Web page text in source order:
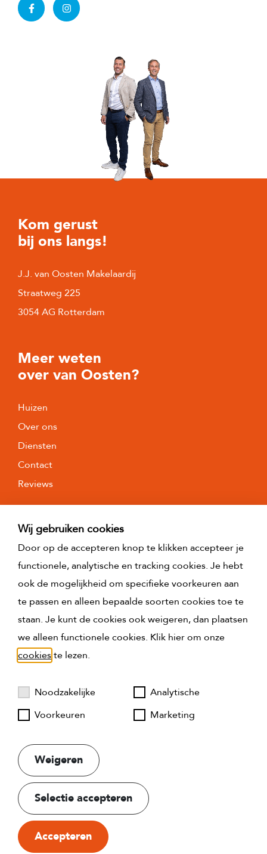
Kom gerust
bij ons langs!
J.J. van Oosten Makelaardij
Straatweg 225
3054 AG Rotterdam
Meer weten
over van Oosten?
Huizen
Over ons
Diensten
Contact
Reviews
Website door:BlackDesk
Privacyverklaring
Cookies
Huispedia award
Best presterende
makelaar van Rotterdam
Wij gebruiken cookies
Door op de accepteren knop te klikken accepteer je
functionele, analytische en tracking cookies. Je hebt
ook de mogelijkheid om specifieke voorkeuren aan
te passen en alleen bepaalde soorten cookies toe te
staan. Je kunt de cookies ook weigeren, dan plaatsen
we alleen functionele cookies. Klik hier om onze
cookieste lezen.
Noodzakelijke
Analytische
Voorkeuren
Marketing
Weigeren
Selectie accepteren
Accepteren